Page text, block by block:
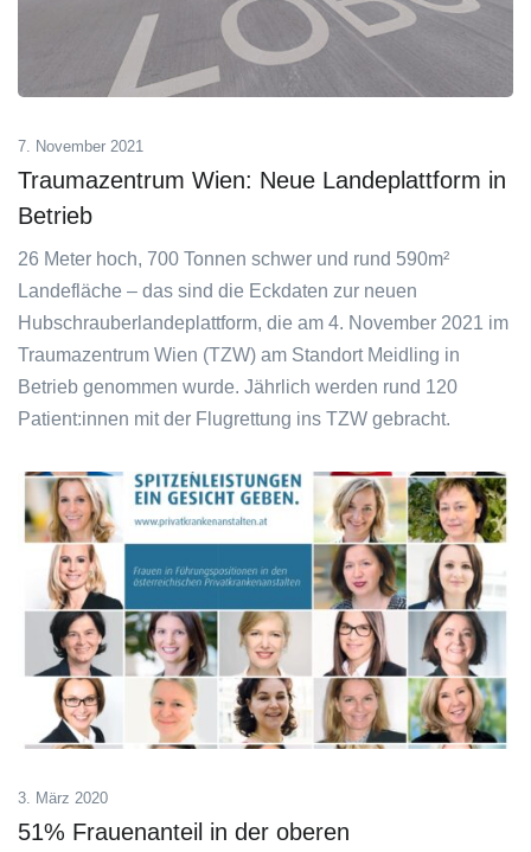
7. November 2021
Traumazentrum Wien: Neue Landeplattform in
Betrieb
26 Meter hoch, 700 Tonnen schwer und rund 590m²
Landefläche – das sind die Eckdaten zur neuen
Hubschrauberlandeplattform, die am 4. November 2021 im
Traumazentrum Wien (TZW) am Standort Meidling in
Betrieb genommen wurde. Jährlich werden rund 120
Patient:innen mit der Flugrettung ins TZW gebracht.
3. März 2020
51% Frauenanteil in der oberen